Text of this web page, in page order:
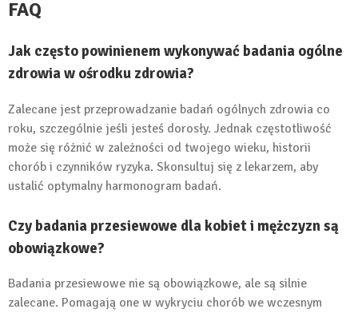
FAQ
Jak często powinienem wykonywać badania ogólne
zdrowia w ośrodku zdrowia?
Zalecane jest przeprowadzanie badań ogólnych zdrowia co
roku, szczególnie jeśli jesteś dorosły. Jednak częstotliwość
może się różnić w zależności od twojego wieku, historii
chorób i czynników ryzyka. Skonsultuj się z lekarzem, aby
ustalić optymalny harmonogram badań.
Czy badania przesiewowe dla kobiet i mężczyzn są
obowiązkowe?
Badania przesiewowe nie są obowiązkowe, ale są silnie
zalecane. Pomagają one w wykryciu chorób we wczesnym